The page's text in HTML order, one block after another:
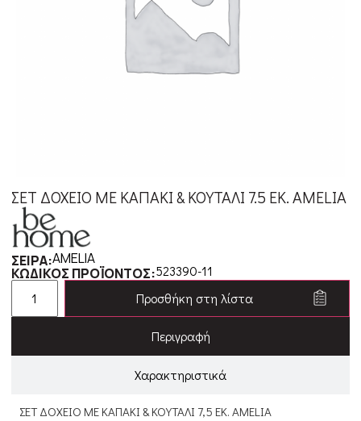
ΣΕΤ ΔΟΧΕΙΟ ΜΕ ΚΑΠΑΚΙ & ΚΟΥΤΑΛΙ 7.5 ΕΚ. AMELIA
ΣΕΙΡΑ:AMELIA
ΚΩΔΙΚΟΣ ΠΡΟΪΟΝΤΟΣ:523390-11
Προσθήκη στη λίστα
Περιγραφή
Χαρακτηριστικά
ΣΕΤ ΔΟΧΕΙΟ ΜΕ ΚΑΠΑΚΙ & ΚΟΥΤΑΛΙ 7,5 ΕΚ. AMELIA